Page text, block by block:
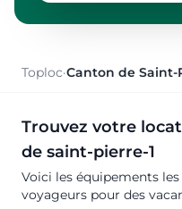
Toploc·Canton de Saint-
Trouvez votre
de saint-pierre-1
Voici les équipements
voyageurs pour des